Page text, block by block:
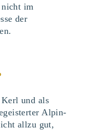
im
der
und als
Alpin-
allzu gut,